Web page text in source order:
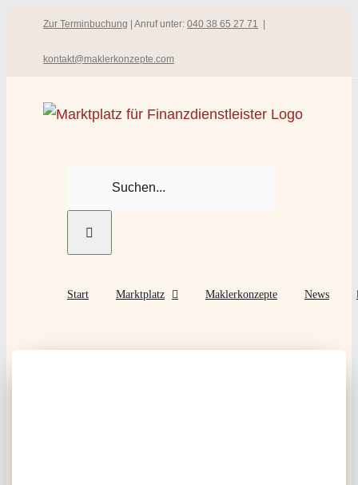
springen
Zur Terminbuchung | Anruf unter: 040 38 65 27 71
kontakt@maklerkonzepte.com
Start Marktplatz Maklerkonzepte News